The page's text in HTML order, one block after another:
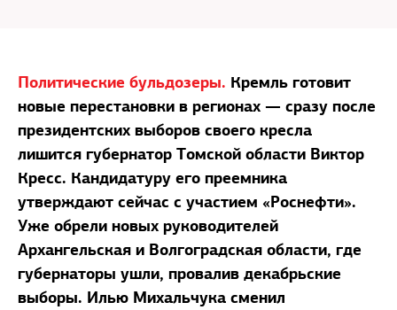
Политические бульдозеры. Кремль готовит
новые перестановки в регионах — сразу после
президентских выборов своего кресла
лишится губернатор Томской области Виктор
Кресс. Кандидатуру его преемника
утверждают сейчас с участием «Роснефти».
Уже обрели новых руководителей
Архангельская и Волгоградская области, где
губернаторы ушли, провалив декабрьские
выборы. Илью Михальчука сменил